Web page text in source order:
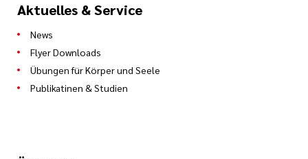
Aktuelles & Service
News
Flyer Downloads
Übungen für Körper und Seele
Publikatinen & Studien